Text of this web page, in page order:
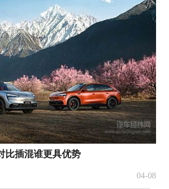
比插混谁更具优势
04-08